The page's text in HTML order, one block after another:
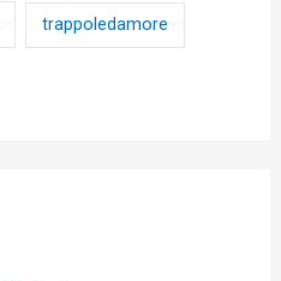
trappoledamore